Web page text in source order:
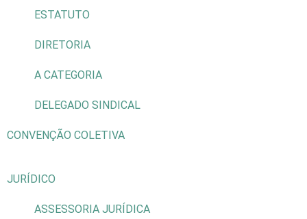
ESTATUTO
DIRETORIA
A CATEGORIA
DELEGADO SINDICAL
CONVENÇÃO COLETIVA
JURÍDICO
ASSESSORIA JURÍDICA